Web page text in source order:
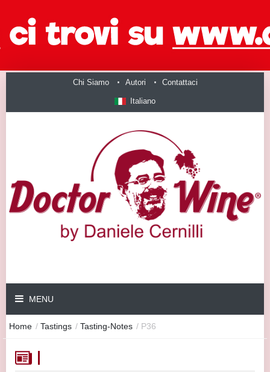
Chi Siamo Autori Contattaci
Italiano
MENU
Home / Tastings / Tasting-Notes / P36